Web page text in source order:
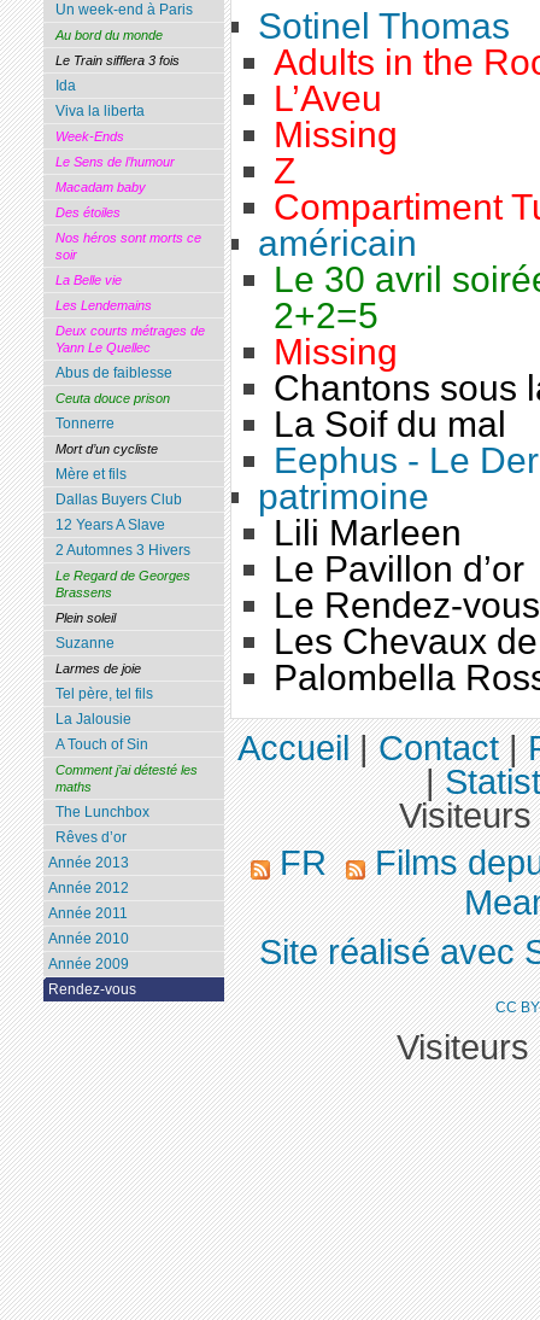
Sotinel Thomas
Adults in the
L’Aveu
Missing
Z
Compartiment
américain
Le 30 avril
2+2=5
Missing
Chantons sous
La Soif du mal
Eephus - Le
patrimoine
Lili Marleen
Le Pavillon d’or
Le Rendez-
Les Chevaux
Palombella
Un week-end à Paris
Au bord du monde
Le Train sifflera 3 fois
Ida
Viva la liberta
Week-Ends
Le Sens de l’humour
Macadam baby
Des étoiles
Nos héros sont morts ce
soir
La Belle vie
Les Lendemains
Deux courts métrages de
Yann Le Quellec
Abus de faiblesse
Ceuta douce prison
Tonnerre
Mort d’un cycliste
Mère et fils
Dallas Buyers Club
12 Years A Slave
2 Automnes 3 Hivers
Le Regard de Georges
Brassens
Plein soleil
Suzanne
Larmes de joie
Tel père, tel fils
La Jalousie
A Touch of Sin
Comment j’ai détesté les
maths
The Lunchbox
Rêves d’or
Année 2013
Année 2012
Année 2011
Année 2010
Année 2009
Rendez-vous
Accueil|Contact|
|
FR
Films
Site réalisé avec
CC